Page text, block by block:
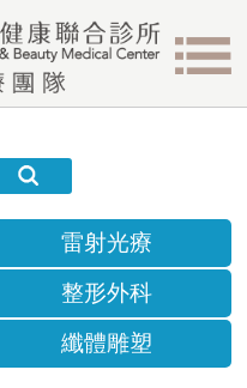
雷射光療
整形外科
纖體雕塑